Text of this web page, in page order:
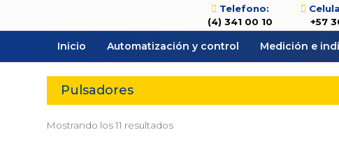
Telefono:
(4) 341 00 10
+57
Inicio Automatización y control Medición e
Pulsadores
Mostrando los 11 resultados